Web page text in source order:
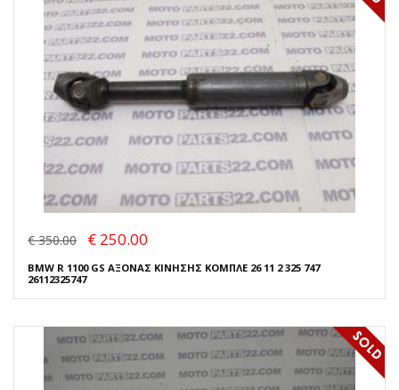
€ 350.00 € 250.00
BMW R 1100 GS ΑΞΟΝΑΣ ΚΙΝΗΣΗΣ ΚΟΜΠΛΕ 26 11 2 325 747
26112325747